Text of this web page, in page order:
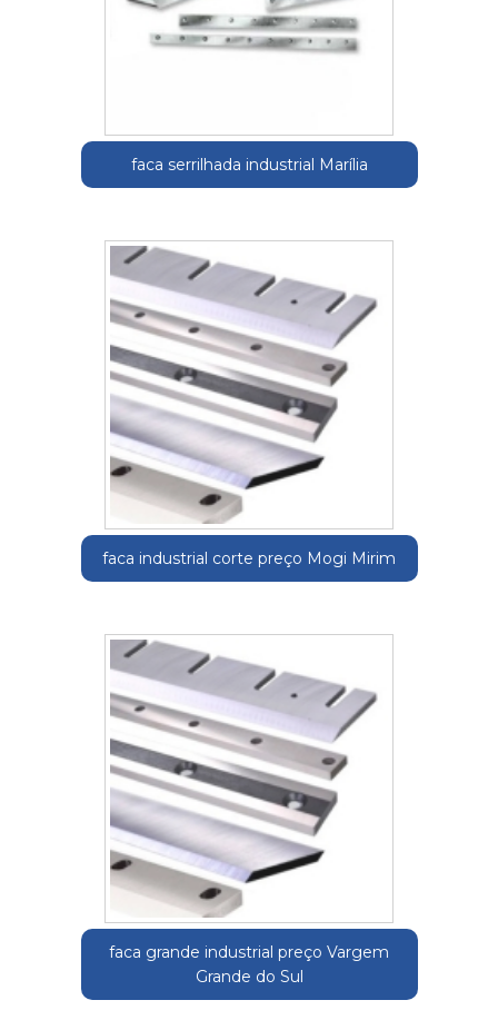
faca serrilhada industrial Marília
faca industrial corte preço Mogi Mirim
faca grande industrial preço Vargem
Grande do Sul